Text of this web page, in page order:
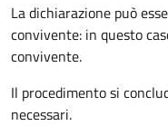
La dichiarazione può
convivente: in questo
convivente.
Il procedimento si
necessari.